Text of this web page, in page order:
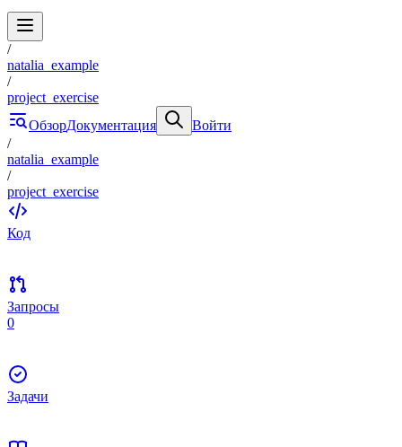
/
natalia_example
/
project_exercise
ОбзорДокументация
Войти
/
natalia_example
/
project_exercise
Код
Запросы
0
Задачи